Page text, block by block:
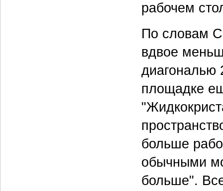
рабочем
По словам
вдвое
диагональю
площадке
больше
обычными
больше".